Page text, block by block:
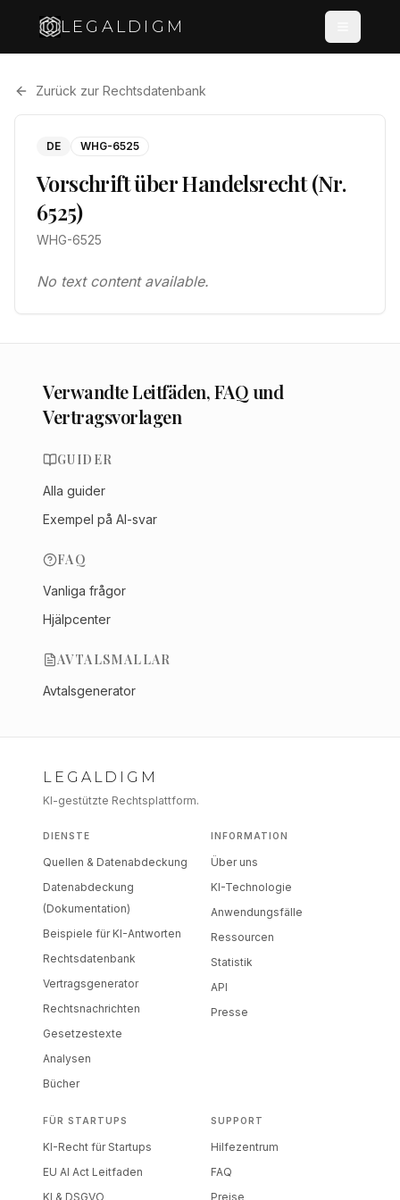
LEGALDIGM
Zurück zur Rechtsdatenbank
DE WHG-6525
Vorschrift über Handelsrecht (Nr.
6525)
WHG-6525
No text content available.
Verwandte Leitfäden, FAQ und
Vertragsvorlagen
GUIDER
Alla guider
Exempel på AI-svar
FAQ
Vanliga frågor
Hjälpcenter
AVTALSMALLAR
Avtalsgenerator
LEGALDIGM
KI-gestützte Rechtsplattform.
DIENSTE
Quellen & Datenabdeckung
Datenabdeckung
(Dokumentation)
Beispiele für KI-Antworten
Rechtsdatenbank
Vertragsgenerator
Rechtsnachrichten
Gesetzestexte
Analysen
Bücher
INFORMATION
Über uns
KI-Technologie
Anwendungsfälle
Ressourcen
Statistik
API
Presse
FÜR STARTUPS
KI-Recht für Startups
EU AI Act Leitfaden
KI & DSGVO
SUPPORT
Hilfezentrum
FAQ
Preise